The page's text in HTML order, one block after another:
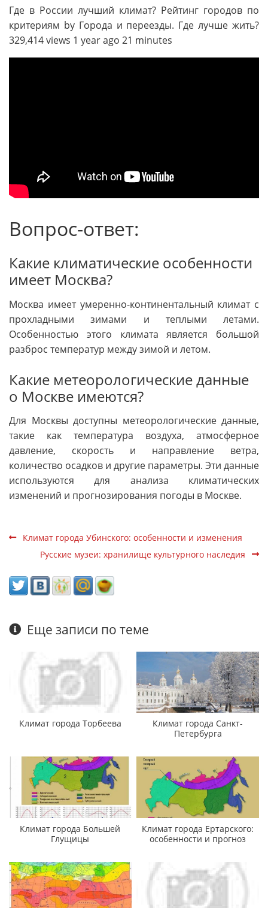
Где в России лучший климат? Рейтинг городов по
критериям by Города и переезды. Где лучше жить?
329,414 views 1 year ago 21 minutes
Вопрос-ответ:
Какие климатические особенности
имеет Москва?
Москва имеет умеренно-континентальный климат с
прохладными зимами и теплыми летами.
Особенностью этого климата является большой
разброс температур между зимой и летом.
Какие метеорологические данные
о Москве имеются?
Для Москвы доступны метеорологические данные,
такие как температура воздуха, атмосферное
давление, скорость и направление ветра,
количество осадков и другие параметры. Эти данные
используются для анализа климатических
изменений и прогнозирования погоды в Москве.
Климат города Убинского: особенности и изменения
Русские музеи: хранилище культурного наследия
Еще записи по теме
Климат города Торбеева
Климат города Санкт-
Петербурга
Климат города Большей
Глущицы
Климат города Ертарского:
особенности и прогноз